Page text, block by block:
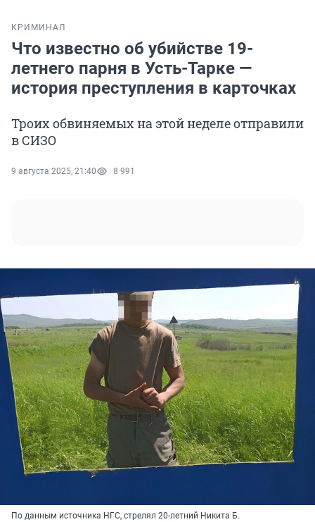
КРИМИНАЛ
Что известно об убийстве 19-
летнего парня в Усть-Тарке —
история преступления в карточках
Троих обвиняемых на этой неделе отправили
в СИЗО
9 августа 2025, 21:40 8 991
По данным источника НГС, стрелял 20-летний Никита Б.